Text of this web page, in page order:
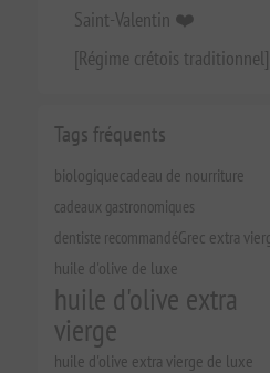
Saint-Valentin ❤️
[Régime crétois traditionnel]
Tags fréquents
biologiquecadeau de nourriture
cadeaux gastronomiques
dentiste recommandéGrec extra
huile d'olive de luxe
huile d'olive extra
vierge
huile d'olive extra vierge de luxe